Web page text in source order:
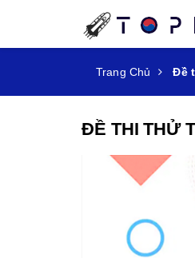
Trang Chủ Đề
ĐỀ THI THỬ